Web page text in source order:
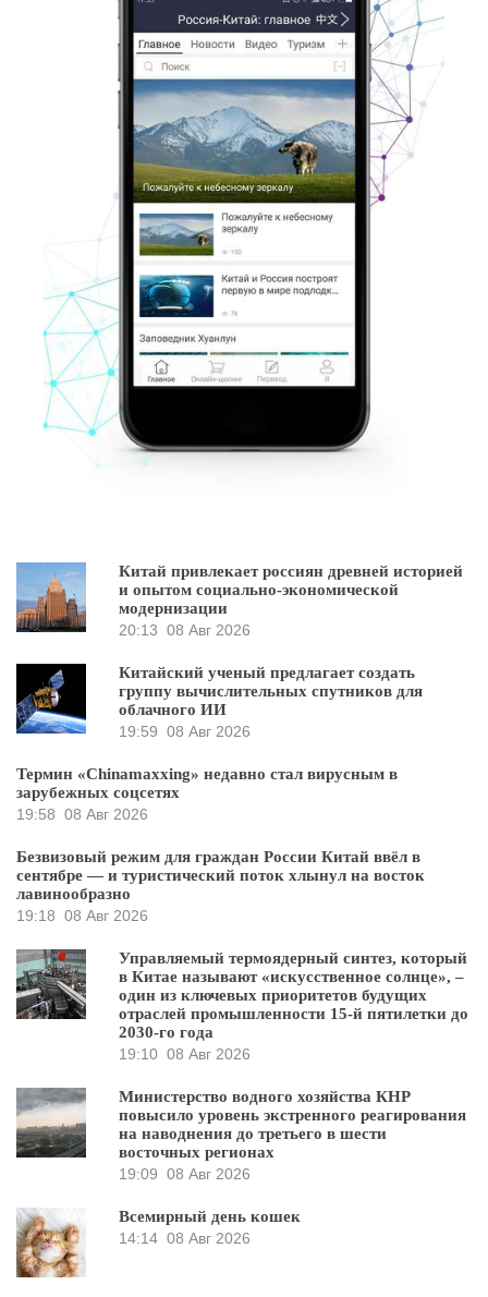
Китай привлекает россиян древней историей
и опытом социально-экономической
модернизации
20:13 08 Авг 2026
Китайский ученый предлагает создать
группу вычислительных спутников для
облачного ИИ
19:59 08 Авг 2026
Термин «Chinamaxxing» недавно стал вирусным в
зарубежных соцсетях
19:58 08 Авг 2026
Безвизовый режим для граждан России Китай ввёл в
сентябре — и туристический поток хлынул на восток
лавинообразно
19:18 08 Авг 2026
Управляемый термоядерный синтез, который
в Китае называют «искусственное солнце», –
один из ключевых приоритетов будущих
отраслей промышленности 15-й пятилетки до
2030-го года
19:10 08 Авг 2026
Министерство водного хозяйства КНР
повысило уровень экстренного реагирования
на наводнения до третьего в шести
восточных регионах
19:09 08 Авг 2026
Всемирный день кошек
14:14 08 Авг 2026